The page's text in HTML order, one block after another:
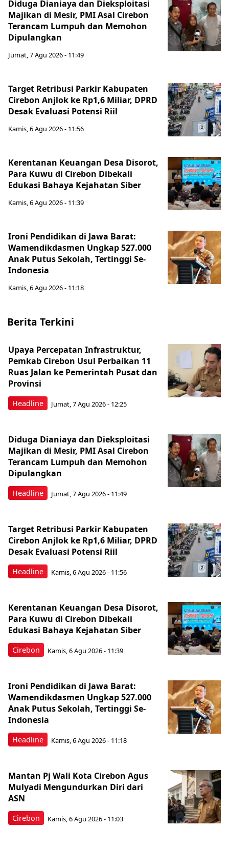
Diduga Dianiaya dan Dieksploitasi
Majikan di Mesir, PMI Asal Cirebon
Terancam Lumpuh dan Memohon
Dipulangkan
Jumat, 7 Agu 2026 - 11:49
Target Retribusi Parkir Kabupaten
Cirebon Anjlok ke Rp1,6 Miliar, DPRD
Desak Evaluasi Potensi Riil
Kamis, 6 Agu 2026 - 11:56
Kerentanan Keuangan Desa Disorot,
Para Kuwu di Cirebon Dibekali
Edukasi Bahaya Kejahatan Siber
Kamis, 6 Agu 2026 - 11:39
Ironi Pendidikan di Jawa Barat:
Wamendikdasmen Ungkap 527.000
Anak Putus Sekolah, Tertinggi Se-
Indonesia
Kamis, 6 Agu 2026 - 11:18
Berita Terkini
Headline
Upaya Percepatan Infrastruktur,
Pemkab Cirebon Usul Perbaikan 11
Ruas Jalan ke Pemerintah Pusat dan
Provinsi
Jumat, 7 Agu 2026 - 12:25
Headline
Diduga Dianiaya dan Dieksploitasi
Majikan di Mesir, PMI Asal Cirebon
Terancam Lumpuh dan Memohon
Dipulangkan
Jumat, 7 Agu 2026 - 11:49
Headline
Target Retribusi Parkir Kabupaten
Cirebon Anjlok ke Rp1,6 Miliar, DPRD
Desak Evaluasi Potensi Riil
Kamis, 6 Agu 2026 - 11:56
Cirebon
Kerentanan Keuangan Desa Disorot,
Para Kuwu di Cirebon Dibekali
Edukasi Bahaya Kejahatan Siber
Kamis, 6 Agu 2026 - 11:39
Headline
Ironi Pendidikan di Jawa Barat:
Wamendikdasmen Ungkap 527.000
Anak Putus Sekolah, Tertinggi Se-
Indonesia
Kamis, 6 Agu 2026 - 11:18
Cirebon
Mantan Pj Wali Kota Cirebon Agus
Mulyadi Mengundurkan Diri dari
ASN
Kamis, 6 Agu 2026 - 11:03